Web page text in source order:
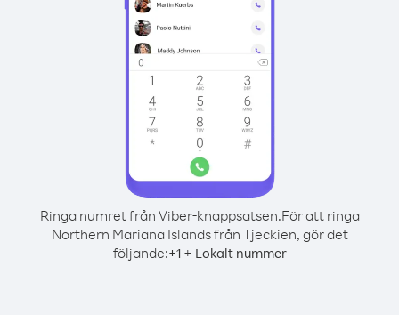
Ringa numret från Viber-knappsatsen.För att ringa
Northern Mariana Islands från Tjeckien, gör det
följande:+1+ Lokalt nummer